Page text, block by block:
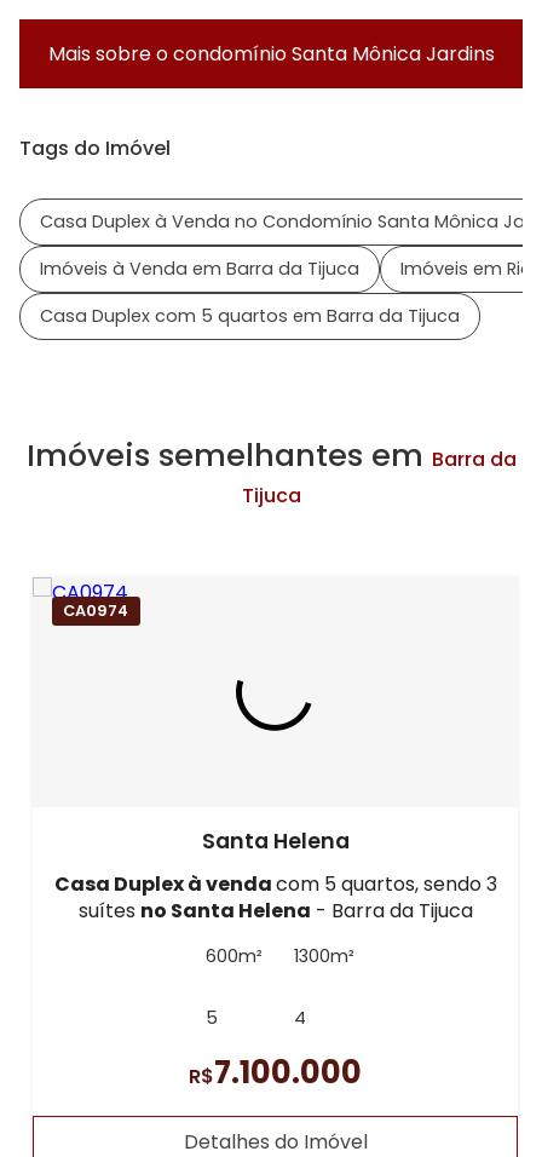
Mais sobre o condomínioSanta Mônica Jardins
Tags do Imóvel
Casa Duplex à Venda no Condomínio Santa Mônica
Imóveis à Venda em Barra da Tijuca
Imóveis em Rio
Casa Duplex com 5 quartos em Barra da Tijuca
Imóveis semelhantes em Barra da
Tijuca
CA0974
Santa Helena
Casa Duplex à vendacom 5 quartos, sendo 3
suítes no Santa Helena - Barra da Tijuca
600m² 1300m²
5 4
R$7.100.000
Detalhes do Imóvel